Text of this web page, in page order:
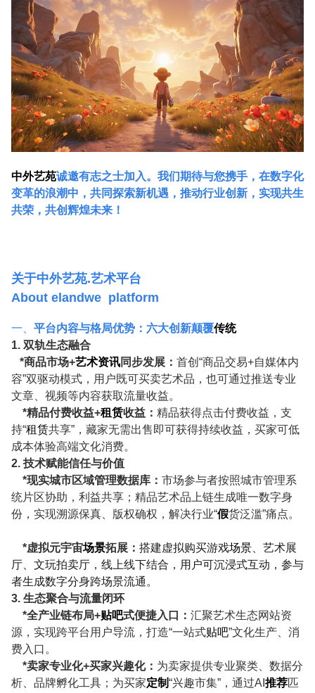
中外艺苑诚邀有志之士加入。我们期待与您携手，在数字化
变革的浪潮中，共同探索新机遇，推动行业创新，实现共生
共荣，共创辉煌未来！
关于中外艺苑.艺术平台
About elandwe platform
一、 平台内容与格局优势：六大创新颠覆传统
1. 双轨生态融合
*商品市场+艺术资讯同步发展： 首创 “商品交易+自媒体内
容”双驱动模式，用户既可买卖艺术品，也可通过推送专业
文章、视频等内容获取流量收益。
*精品付费收益+租赁收益： 精品获得点击付费收益，支
持“租赁共享”，藏家无需出售即可获得持续收益，买家可低
成本体验高端文化消费。
2. 技术赋能信任与价值
*现实城市区域管理数据库 ： 市场参与者按照城市管理系
统片区协助，利益共享；精品艺术品上链生成唯一数字身
份，实现溯源保真、版权确权，解决行业“假货泛滥”痛点。
*虚拟元宇宙场景拓展： 搭建虚拟购买游戏场景 、艺术展
厅、文玩拍卖厅，线上线下结合，用户可沉浸式互动，参与
者生成数字分身跨场景流通。
3. 生态聚合与流量闭环
*全产业链布局+贴吧式便捷入口： 汇聚艺术生态网站资
源，实现跨平台用户导流，打造“一站式贴吧”文化生产、消
费入口。
*卖家专业化+买家兴趣化： 为卖家提供专业聚类、数据分
析、品牌孵化工具；为买家定制“兴趣市集”，通过AI 推荐匹